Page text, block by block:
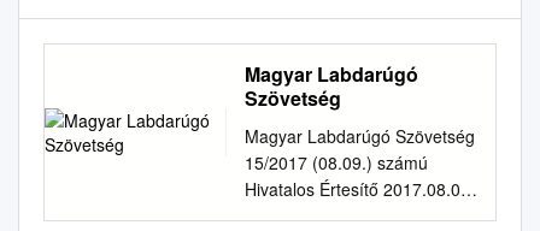
Magyar Labdarúgó
Szövetség
Magyar Labdarúgó Szövetség
15/2017 (08.09.) számú
Hivatalos Értesítő 2017.08.09.
Tartalom Versenybizottsági